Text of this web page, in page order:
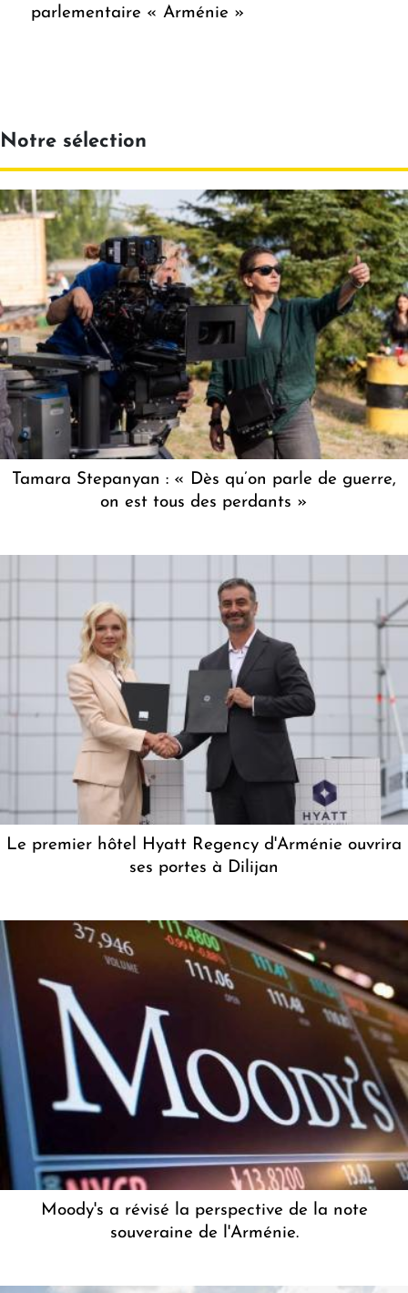
parlementaire « Arménie »
Notre sélection
Tamara Stepanyan : « Dès qu’on parle de guerre,
on est tous des perdants »
Le premier hôtel Hyatt Regency d'Arménie ouvrira
ses portes à Dilijan
Moody's a révisé la perspective de la note
souveraine de l'Arménie.